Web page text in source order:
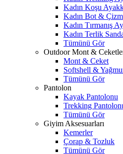
Kadın Koşu
Kadın Bot &
Kadın Tırmanış
Kadın Terlik
Tümünü Gör
Outdoor Mont &
Mont & Ceket
Softshell &
Tümünü Gör
Pantolon
Kayak Pantolonu
Trekking
Tümünü Gör
Giyim Aksesuarları
Kemerler
Çorap & Tozluk
Tümünü Gör